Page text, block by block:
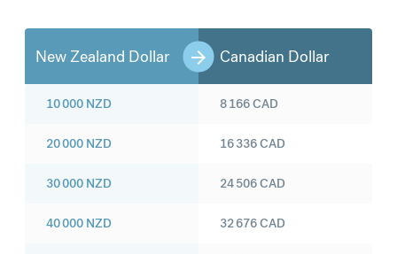
New Zealand Dollar Canadian Dollar
10 000 NZD
20 000 NZD
30 000 NZD
40 000 NZD
8 166CAD
16 336CAD
24 506CAD
32 676CAD